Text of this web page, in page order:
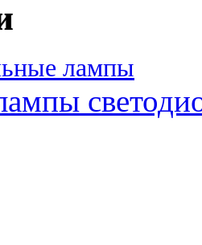
лампы